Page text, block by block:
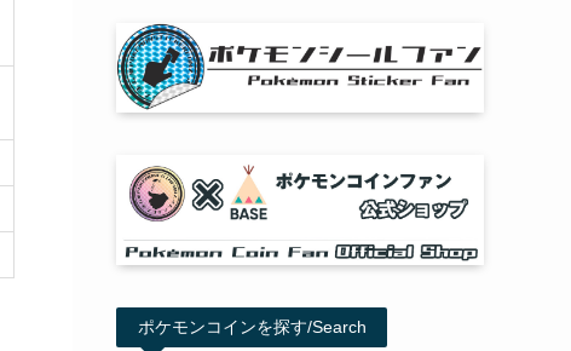
ポケモンコインを探す/Search